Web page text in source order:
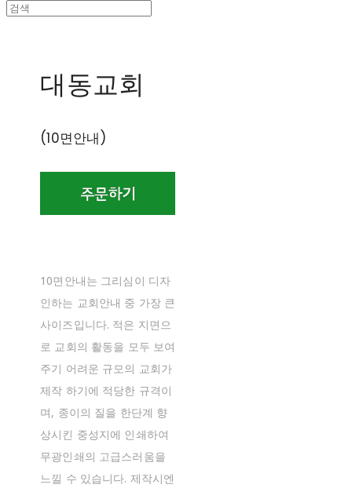
대동교회
(10면안내)
10면안내는 그리심이 디자
인하는 교회안내 중 가장 큰
사이즈입니다. 적은 지면으
로 교회의 활동을 모두 보여
주기 어려운 규모의 교회가
제작 하기에 적당한 규격이
며, 종이의 질을 한단계 향
상시킨 중성지에 인쇄하여
무광인쇄의 고급스러움을
느낄 수 있습니다. 제작시엔